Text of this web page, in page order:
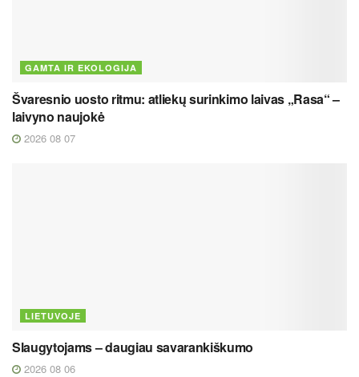
GAMTA IR EKOLOGIJA
Švaresnio uosto ritmu: atliekų surinkimo laivas „Rasa“ –
laivyno naujokė
2026 08 07
LIETUVOJE
Slaugytojams – daugiau savarankiškumo
2026 08 06